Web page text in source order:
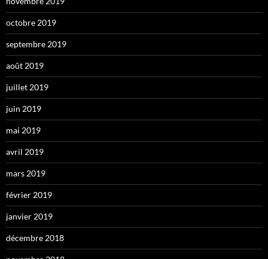
octobre 2019
septembre 2019
août 2019
juillet 2019
juin 2019
mai 2019
avril 2019
mars 2019
février 2019
janvier 2019
décembre 2018